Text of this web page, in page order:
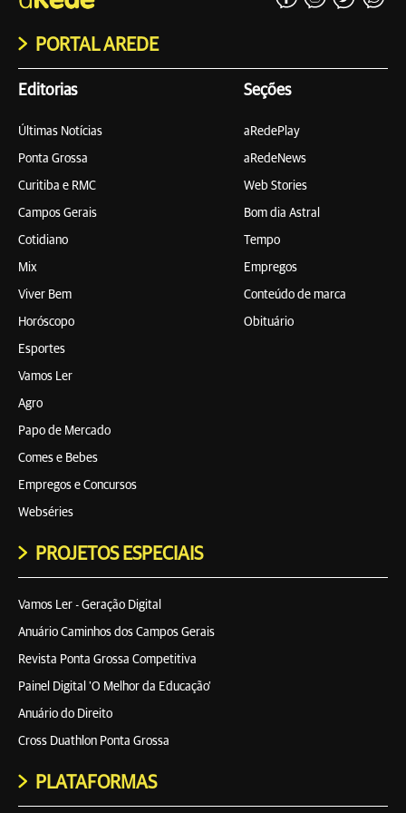
PORTAL AREDE
Editorias
Últimas Notícias
Ponta Grossa
Curitiba e RMC
Campos Gerais
Cotidiano
Mix
Viver Bem
Horóscopo
Esportes
Vamos Ler
Agro
Papo de Mercado
Comes e Bebes
Empregos e Concursos
Webséries
Seções
aRedePlay
aRedeNews
Web Stories
Bom dia Astral
Tempo
Empregos
Conteúdo de marca
Obituário
PROJETOS ESPECIAIS
Vamos Ler - Geração Digital
Anuário Caminhos dos Campos Gerais
Revista Ponta Grossa Competitiva
Painel Digital 'O Melhor da Educação'
Anuário do Direito
Cross Duathlon Ponta Grossa
PLATAFORMAS